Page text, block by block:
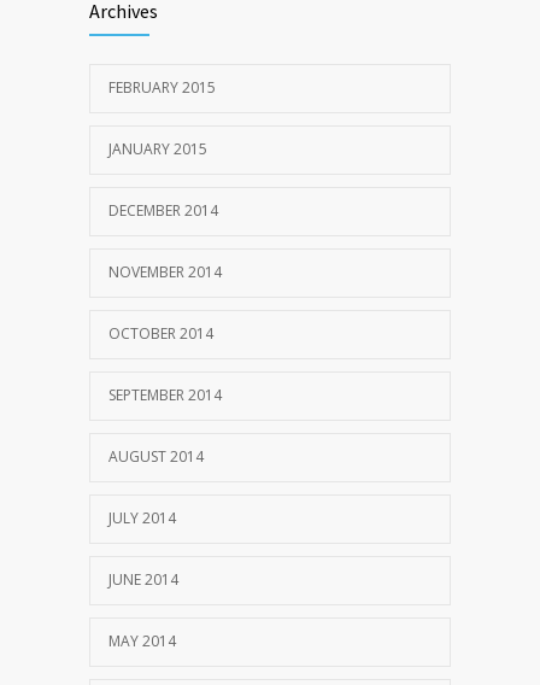
Archives
FEBRUARY 2015
JANUARY 2015
DECEMBER 2014
NOVEMBER 2014
OCTOBER 2014
SEPTEMBER 2014
AUGUST 2014
JULY 2014
JUNE 2014
MAY 2014